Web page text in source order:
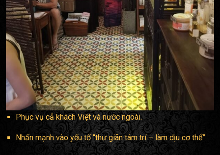
Phục vụ cả khách Việt và nước ngoài.
Nhấn mạnh vào yếu tố “thư giãn tâm trí – làm dịu cơ thể”.